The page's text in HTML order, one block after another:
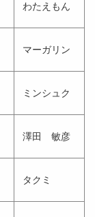
わたえもん
マーガリン
ミンシュク
澤田 敏彦
タクミ